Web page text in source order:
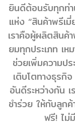
ยินดีต้อนรับทุกท่า
แห่ง “สินค้าพรีเ
เราคือผู้ผลิตสิน
ยมทุกประเภท เห
ช่วยเพิ่มความป
เติบโตทางธุรกิ
อันดีระหว่างกัน
ชำร่วย ให้กับลูก
ฟรี! ไม่